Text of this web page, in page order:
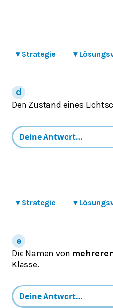
▾ Strategie ▾
Den Zustand eines
▾ Strategie ▾
Die Namen von
Klasse.